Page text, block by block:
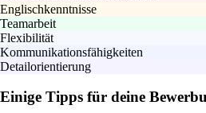
Englischkenntnisse
Teamarbeit
Flexibilität
Kommunikationsfähigkeiten
Detailorientierung
Einige Tipps für deine